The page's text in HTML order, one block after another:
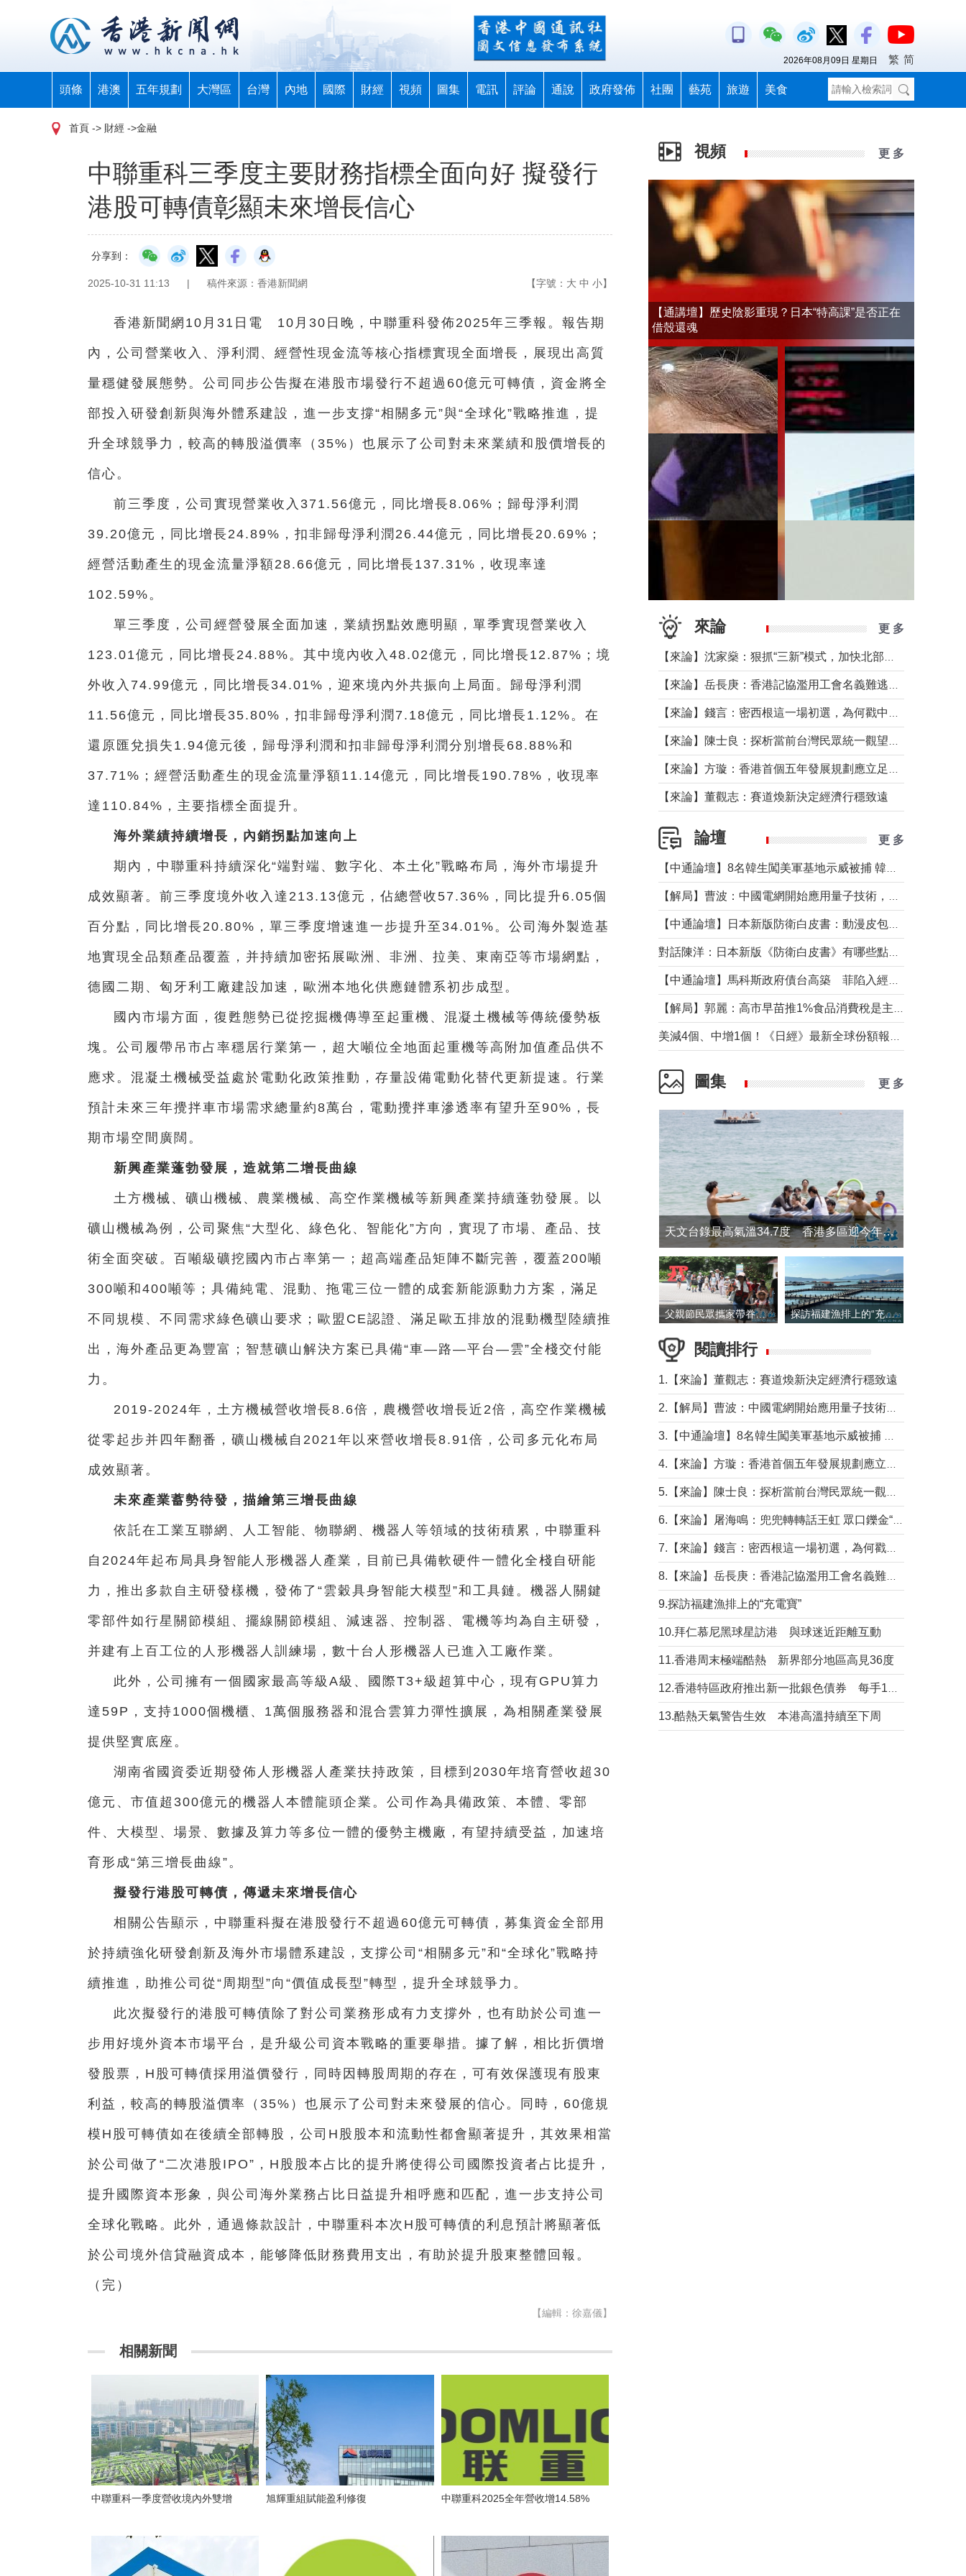
頭條 港澳 五年規劃 大灣區 台灣 內地 國際 財經 視頻 圖集 電訊 評論 通說 政府發佈 社團 藝苑 旅遊 美食
2026年08月09日 星期日 繁 简
首頁 -> 財經 ->金融
中聯重科三季度主要財務指標全面向好 擬發行
港股可轉債彰顯未來增長信心
分享到：
2025-10-31 11:13 | 稿件來源：香港新聞網 【字號： 大 中 小】
香港新聞網10月31日電 10月30日晚，中聯重科發佈2025年三季報。報告期
內，公司營業收入、淨利潤、經營性現金流等核心指標實現全面增長，展現出高質
量穩健發展態勢。公司同步公告擬在港股市場發行不超過60億元可轉債，資金將全
部投入研發創新與海外體系建設，進一步支撐“相關多元”與“全球化”戰略推進，提
升全球競爭力，較高的轉股溢價率（35%）也展示了公司對未來業績和股價增長的
信心。
前三季度，公司實現營業收入371.56億元，同比增長8.06%；歸母淨利潤
39.20億元，同比增長24.89%，扣非歸母淨利潤26.44億元，同比增長20.69%；
經營活動產生的現金流量淨額28.66億元，同比增長137.31%，收現率達
102.59%。
單三季度，公司經營發展全面加速，業績拐點效應明顯，單季實現營業收入
123.01億元，同比增長24.88%。其中境內收入48.02億元，同比增長12.87%；境
外收入74.99億元，同比增長34.01%，迎來境內外共振向上局面。歸母淨利潤
11.56億元，同比增長35.80%，扣非歸母淨利潤7.18億元，同比增長1.12%。在
還原匯兌損失1.94億元後，歸母淨利潤和扣非歸母淨利潤分別增長68.88%和
37.71%；經營活動產生的現金流量淨額11.14億元，同比增長190.78%，收現率
達110.84%，主要指標全面提升。
海外業績持續增長，內銷拐點加速向上
期內，中聯重科持續深化“端對端、數字化、本土化”戰略布局，海外市場提升
成效顯著。前三季度境外收入達213.13億元，佔總營收57.36%，同比提升6.05個
百分點，同比增長20.80%，單三季度增速進一步提升至34.01%。公司海外製造基
地實現全品類產品覆蓋，并持續加密拓展歐洲、非洲、拉美、東南亞等市場網點，
德國二期、匈牙利工廠建設加速，歐洲本地化供應鏈體系初步成型。
國內市場方面，復甦態勢已從挖掘機傳導至起重機、混凝土機械等傳統優勢板
塊。公司履帶吊市占率穩居行業第一，超大噸位全地面起重機等高附加值產品供不
應求。混凝土機械受益處於電動化政策推動，存量設備電動化替代更新提速。行業
預計未來三年攪拌車市場需求總量約8萬台，電動攪拌車滲透率有望升至90%，長
期市場空間廣闊。
新興產業蓬勃發展，造就第二增長曲線
土方機械、礦山機械、農業機械、高空作業機械等新興產業持續蓬勃發展。以
礦山機械為例，公司聚焦“大型化、綠色化、智能化”方向，實現了市場、產品、技
術全面突破。百噸級礦挖國內市占率第一；超高端產品矩陣不斷完善，覆蓋200噸
300噸和400噸等；具備純電、混動、拖電三位一體的成套新能源動力方案，滿足
不同規模、不同需求綠色礦山要求；歐盟CE認證、滿足歐五排放的混動機型陸續推
出，海外產品更為豐富；智慧礦山解決方案已具備“車—路—平台—雲”全棧交付能
力。
2019-2024年，土方機械營收增長8.6倍，農機營收增長近2倍，高空作業機械
從零起步并四年翻番，礦山機械自2021年以來營收增長8.91倍，公司多元化布局
成效顯著。
未來產業蓄勢待發，描繪第三增長曲線
依託在工業互聯網、人工智能、物聯網、機器人等領域的技術積累，中聯重科
自2024年起布局具身智能人形機器人產業，目前已具備軟硬件一體化全棧自研能
力，推出多款自主研發樣機，發佈了“雲穀具身智能大模型”和工具鏈。機器人關鍵
零部件如行星關節模組、擺線關節模組、減速器、控制器、電機等均為自主研發，
并建有上百工位的人形機器人訓練場，數十台人形機器人已進入工廠作業。
此外，公司擁有一個國家最高等級A級、國際T3+級超算中心，現有GPU算力
達59P，支持1000個機櫃、1萬個服務器和混合雲算力彈性擴展，為相關產業發展
提供堅實底座。
湖南省國資委近期發佈人形機器人產業扶持政策，目標到2030年培育營收超30
億元、市值超300億元的機器人本體龍頭企業。公司作為具備政策、本體、零部
件、大模型、場景、數據及算力等多位一體的優勢主機廠，有望持續受益，加速培
育形成“第三增長曲線”。
擬發行港股可轉債，傳遞未來增長信心
相關公告顯示，中聯重科擬在港股發行不超過60億元可轉債，募集資金全部用
於持續強化研發創新及海外市場體系建設，支撐公司“相關多元”和“全球化”戰略持
續推進，助推公司從“周期型”向“價值成長型”轉型，提升全球競爭力。
此次擬發行的港股可轉債除了對公司業務形成有力支撐外，也有助於公司進一
步用好境外資本市場平台，是升級公司資本戰略的重要舉措。據了解，相比折價增
發股票，H股可轉債採用溢價發行，同時因轉股周期的存在，可有效保護現有股東
利益，較高的轉股溢價率（35%）也展示了公司對未來發展的信心。同時，60億規
模H股可轉債如在後續全部轉股，公司H股股本和流動性都會顯著提升，其效果相當
於公司做了“二次港股IPO”，H股股本占比的提升將使得公司國際投資者占比提升，
提升國際資本形象，與公司海外業務占比日益提升相呼應和匹配，進一步支持公司
全球化戰略。此外，通過條款設計，中聯重科本次H股可轉債的利息預計將顯著低
於公司境外信貸融資成本，能够降低財務費用支出，有助於提升股東整體回報。
（完）
【編輯：徐嘉儀】
相關新聞
中聯重科一季度營收境內外雙增 旭輝重組賦能盈利修復 中聯重科2025全年營收增14.58%
視頻 更 多
【通講壇】歷史陰影重現？日本“特高課”是否正在
借殼還魂
來論 更 多
【來論】董觀志：賽道煥新決定經濟行穩致遠
論壇 更 多
圖集 更 多
天文台錄最高氣溫34.7度 香港多區迎今年最熱一天
父親節民眾攜家帶眷出遊 探訪福建漁排上的“充電寶”
閱讀排行
1.【來論】董觀志：賽道煥新決定經濟行穩致遠
9.探訪福建漁排上的“充電寶”
10.拜仁慕尼黑球星訪港 與球迷近距離互動
11.香港周末極端酷熱 新界部分地區高見36度
13.酷熱天氣警告生效 本港高溫持續至下周